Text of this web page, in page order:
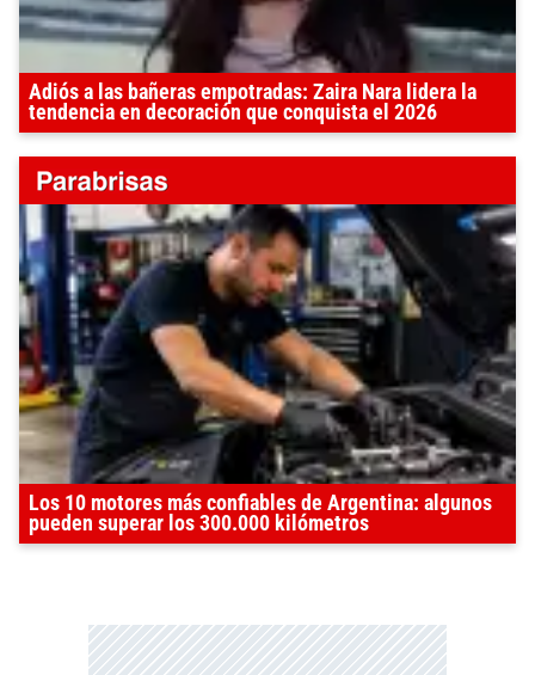
Adiós a las bañeras empotradas: Zaira Nara lidera la
tendencia en decoración que conquista el 2026
Los 10 motores más confiables de Argentina: algunos
pueden superar los 300.000 kilómetros